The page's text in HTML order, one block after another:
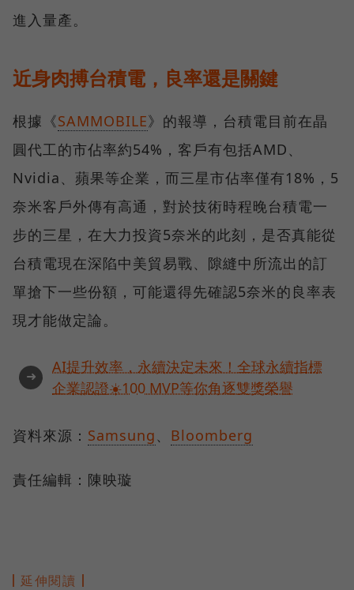
進入量產。
近身肉搏台積電，良率還是關鍵
根據《SAMMOBILE》的報導，台積電目前在晶
圓代工的市佔率約54%，客戶有包括AMD、
Nvidia、蘋果等企業，而三星市佔率僅有18%，5
奈米客戶外傳有高通，對於技術時程晚台積電一
步的三星，在大力投資5奈米的此刻，是否真能從
台積電現在深陷中美貿易戰、隙縫中所流出的訂
單搶下一些份額，可能還得先確認5奈米的良率表
現才能做定論。
➜
AI提升效率，永續決定未來！全球永續指標
企業認證☀️100 MVP等你角逐雙獎榮譽
資料來源： Samsung、 Bloomberg
責任編輯：陳映璇
延伸閱讀